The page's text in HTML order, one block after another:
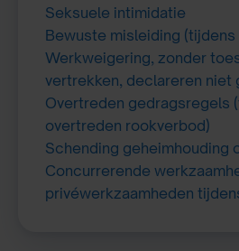
Seksuele intimidatie
Bewuste misleiding
Werkweigering, zonder
vertrekken, declareren niet
Overtreden gedragsregels
overtreden rookverbod)
Schending geheimhouding
Concurrerende
privéwerkzaamheden